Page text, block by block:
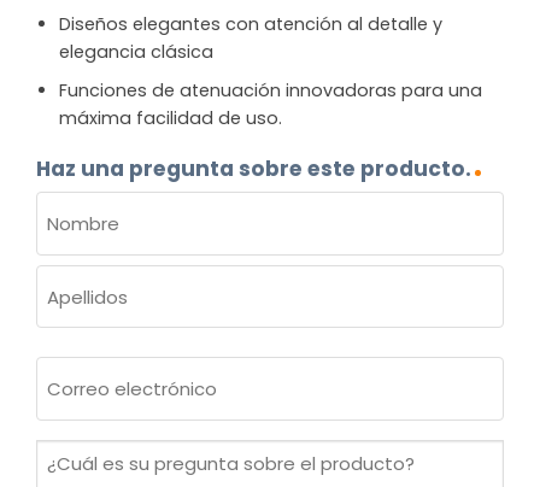
Diseños elegantes con atención al detalle y
elegancia clásica
Funciones de atenuación innovadoras para una
máxima facilidad de uso.
Haz una pregunta sobre este producto.
(OBLIGATORIO)
Nombre
electrónico
¿Cuál